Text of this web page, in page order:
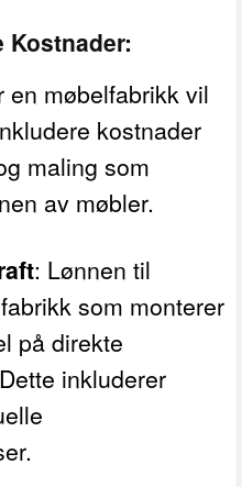
Kostnader:
en møbelfabrikk vil
kostnader
maling som
av møbler.
: Lønnen til
som monterer
på direkte
inkluderer